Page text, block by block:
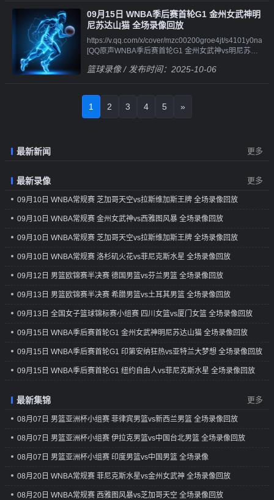
像||||||https://v.qq.com/x/cover/mzc00200airnddw/
[QQ原声男篮欧锦赛决赛 土耳其男篮vs德国男篮 第二
节 录
像||||||https://v.qq.com/x/cover/mzc00200airnddw/
[QQ原声男篮欧锦赛决赛 土耳其男篮vs德国男篮 第三
节 录
像||||||https://v.qq.com/x/cover/mzc00200airnddw/
节 录像
[QQ原声WNBA季后赛首轮G1 纽约自由人vs菲尼克斯
水星 第四节 录
像||||||https://v.qq.com/x/cover/mzc00200dlzekdc/
[QQ原声WNBA季后赛首轮G1 纽约自由人vs菲尼克斯
水星 加时赛 录像
大梦想 第一节 录
像||||||https://v.qq.com/x/cover/mzc00200m3eewvf/
[QQ原声WNBA季后赛首轮G1 印第安纳狂热vs亚特兰
大梦想 第二节 录
像||||||https://v.qq.com/x/cover/mzc00200m3eewvf/
大梦想 第三节 录
[QQ原声WNBA季后赛首轮G1 印第安纳狂热vs亚特兰
大梦想 第四节 录像
09月15日 WNBA季后赛首轮G1 金州女武神明
尼苏达山猫 全场录像回放
https://v.qq.com/x/cover/mzc00200groe4jt/
[QQ原声WNBA季后赛首轮G1 金州女武神vs明尼苏达
放||||||https://v.qq.com/x/cover/mzc00200groe4jt/
像||||||https://v.qq.com/x/cover/mzc00200groe4jt/
[QQ原声WNBA季后赛首轮G1 金州女武神vs明尼苏达
篮球录像/ 发布时间：2025-10-06
1 2 3 4 5 »
最新新闻 更多
最新录像 更多
09月10日 WNBA常规赛 芝加哥天空vs拉斯维加斯王牌 全场录像回放
09月10日 WNBA常规赛 金州女武神vs西雅图风暴 全场录像回放
09月10日 WNBA常规赛 芝加哥天空vs拉斯维加斯王牌 全场录像回放
09月10日 WNBA常规赛 洛杉矶火花vs菲尼克斯水星 全场录像回放
09月12日 男篮欧锦赛半决赛 德国男篮vs芬兰男篮 全场录像回放
09月13日 男篮欧锦赛半决赛 希腊男篮vs土耳其男篮 全场录像回放
09月13日 全国女子篮球锦标赛小组赛 四川女篮vs厦门女篮 全场录像回放
09月15日 WNBA季后赛首轮G1 金州女武神明尼苏达山猫 全场录像回放
09月15日 WNBA季后赛首轮G1 印第安纳狂热vs亚特兰大梦想 全场录像回放
09月15日 WNBA季后赛首轮G1 纽约自由人vs菲尼克斯水星 全场录像回放
最新集锦 更多
08月07日 男篮亚洲杯小组赛 菲律宾男篮vs新西兰男篮 全场录像回放
08月07日 男篮亚洲杯小组赛 伊拉克男篮vs中国台北男篮 全场录像回放
08月07日 男篮亚洲杯小组赛 印度男篮vs中国男篮 全场录像
08月20日 WNBA常规赛 菲尼克斯水星vs金州女武神 全场录像回放
08月20日 WNBA常规赛 西雅图风暴vs芝加哥天空 全场录像回放